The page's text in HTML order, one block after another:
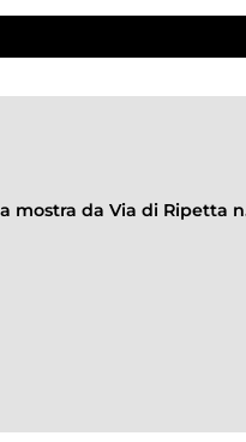
mostra da Via di Ripetta